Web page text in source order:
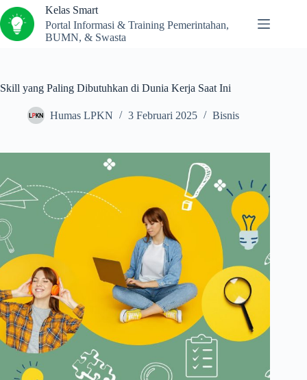
Kelas Smart
Portal Informasi & Training Pemerintahan,
BUMN, & Swasta
Skill yang Paling Dibutuhkan di Dunia Kerja Saat Ini
Humas LPKN 3 Februari 2025 Bisnis